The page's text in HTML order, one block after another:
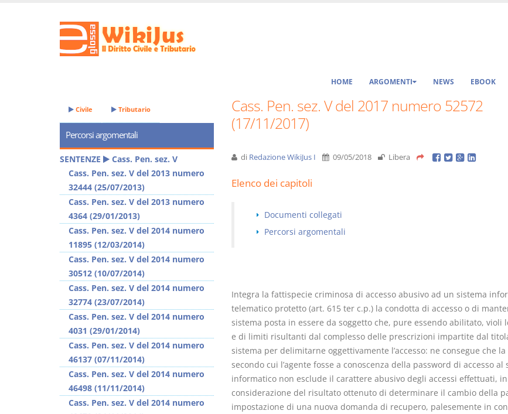
HOME ARGOMENTI NEWS EBOOK
Cass. Pen. sez. V del 2017 numero 52572
(17/11/2017)
di Redazione WikiJus I 09/05/2018 Libera
Elenco dei capitoli
Documenti collegati
Percorsi argomentali
Integra la fattispecie criminosa di accesso abusivo ad un sistema
telematico protetto (art. 615 ter c.p.) la condotta di accesso o di
sistema posta in essere da soggetto che, pure essendo abilitato, violi
e di limiti risultanti dal complesso delle prescrizioni impartite dal
sistema per delimitarne oggettivamente l’accesso: ne consegue che
secondo cui l’agente fosse a conoscenza della password di accesso al
informatico non esclude il carattere abusivo degli accessi effettuati, in
considerazione del risultato ottenuto di determinare il cambio della
impostazione di una nuova domanda di recupero, palesemente in
Civile Tributario
Percorsi argomentali
SENTENZE
Cass. Pen. sez. V
Cass. Pen. sez. V del 2013 numero
32444 (25/07/2013)
Cass. Pen. sez. V del 2013 numero
4364 (29/01/2013)
Cass. Pen. sez. V del 2014 numero
11895 (12/03/2014)
Cass. Pen. sez. V del 2014 numero
30512 (10/07/2014)
Cass. Pen. sez. V del 2014 numero
32774 (23/07/2014)
Cass. Pen. sez. V del 2014 numero
4031 (29/01/2014)
Cass. Pen. sez. V del 2014 numero
46137 (07/11/2014)
Cass. Pen. sez. V del 2014 numero
46498 (11/11/2014)
Cass. Pen. sez. V del 2014 numero
I Vincoli Preliminari
D. Minussi
Versione ebook€
4,19 (iva incl.)
D.
4,19 (iva